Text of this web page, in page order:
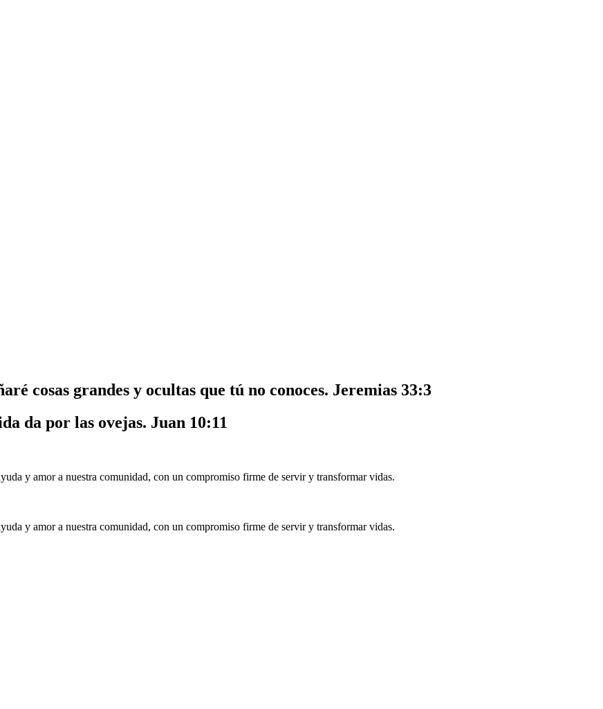
cosas grandes y ocultas que tú no conoces. Jeremias 33:3
da por las ovejas. Juan 10:11
y amor a nuestra comunidad, con un compromiso firme de servir y transformar vidas.
y amor a nuestra comunidad, con un compromiso firme de servir y transformar vidas.